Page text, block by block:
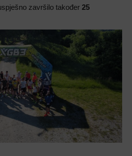
završilo također 25